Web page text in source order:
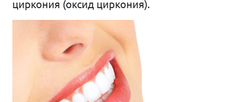
циркония (оксид циркония).